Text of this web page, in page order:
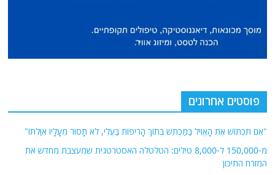
פוסטים אחרונים
"אִם תִּכְתּוֹשׁ אֶת הָאֱוִיל בַּמַּכְתֵּשׁ בְּתוֹךְ הָרִיפוֹת בַּעֱלִי, לֹא תָסוּר מֵעָלָיו אִוַּלְתּוֹ"
מ-150,000 ל-8,000 טילים: הטלטלה האסטרטגית שמעצבת מחדש את
המזרח התיכון